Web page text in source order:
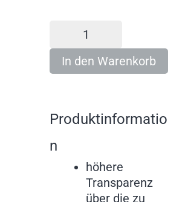
In den Warenkorb
Produktinformatio
n
höhere
Transparenz
über die zu